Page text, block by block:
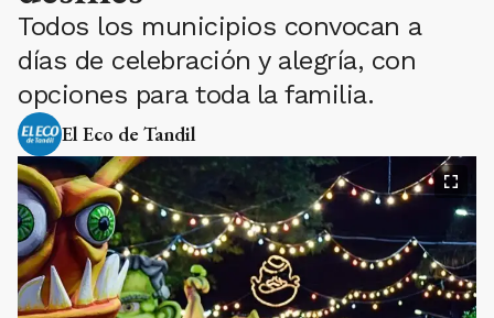
Todos los municipios convocan a
días de celebración y alegría, con
opciones para toda la familia.
El Eco de Tandil